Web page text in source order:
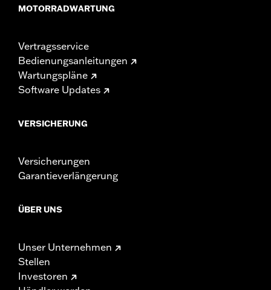
MOTORRADWARTUNG
Vertragsservice
Bedienungsanleitungen
Wartungspläne
Software Updates
VERSICHERUNG
Versicherungen
Garantieverlängerung
ÜBER UNS
Unser Unternehmen
Stellen
Investoren